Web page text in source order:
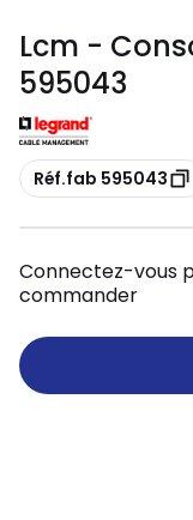
Lcm -
595043
Copie
Réf.fab 595043
Connectez-vous
commander